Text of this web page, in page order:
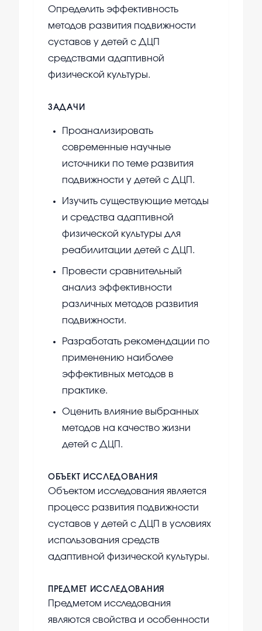
Определить эффективность
методов развития подвижности
суставов у детей с ДЦП
средствами адаптивной
физической культуры.
ЗАДАЧИ
Проанализировать
современные научные
источники по теме развития
подвижности у детей с ДЦП.
Изучить существующие методы
и средства адаптивной
физической культуры для
реабилитации детей с ДЦП.
Провести сравнительный
анализ эффективности
различных методов развития
подвижности.
Разработать рекомендации по
применению наиболее
эффективных методов в
практике.
Оценить влияние выбранных
методов на качество жизни
детей с ДЦП.
ОБЪЕКТ ИССЛЕДОВАНИЯ
Объектом исследования является
процесс развития подвижности
суставов у детей с ДЦП в условиях
использования средств
адаптивной физической культуры.
ПРЕДМЕТ ИССЛЕДОВАНИЯ
Предметом исследования
являются свойства и особенности